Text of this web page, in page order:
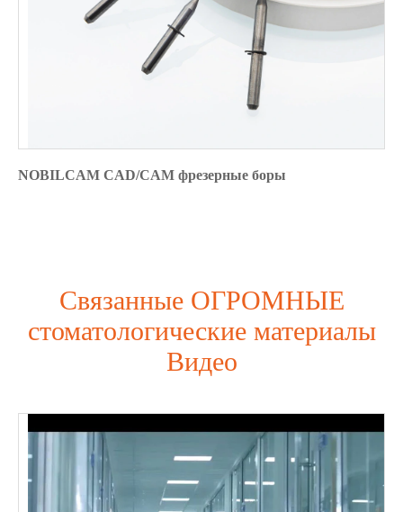
NOBILCAM CAD/CAM фрезерные боры
Связанные ОГРОМНЫЕ
стоматологические материалы
Видео